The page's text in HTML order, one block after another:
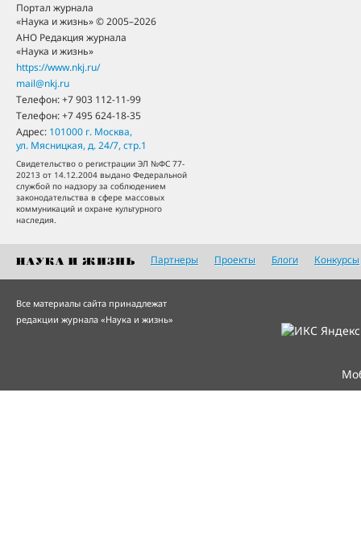
Портал журнала
«Наука и жизнь» © 2005–2026
АНО Редакция журнала
«Наука и жизнь»
https://www.nkj.ru/
mail@nkj.ru
Телефон:+7 903 112-11-99
Телефон:+7 495 624-18-35
Адрес: 101000 г. Москва,
ул. Мясницкая, д. 24/7, стр.1
Свидетельство о регистрации ЭЛ №ФС 77-
20213 от 14.12.2004 выдано Федеральной
службой по надзору за соблюдением
законодательства в сфере массовых
коммуникаций и охране культурного
наследия.
Партнеры Проекты Блоги Конкурсы
Все материалы сайта принадлежат
редакции журнала «Наука и жизнь»